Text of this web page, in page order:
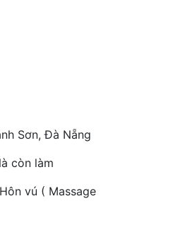
Sơn, Đà Nẵng
còn làm
vú ( Massage